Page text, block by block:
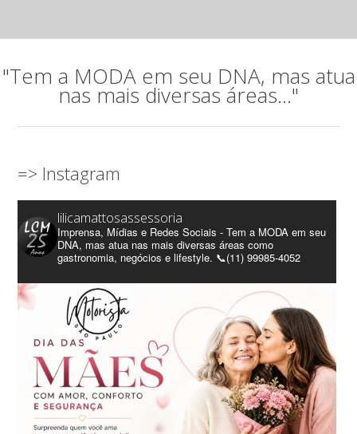
"Tem a MODA em seu DNA, mas atua
nas mais diversas áreas..."
=> Instagram
lilicamattosassessoria
Imprensa, Mídias e Redes Sociais - Tem a MODA em seu
DNA, mas atua nas mais diversas áreas como
gastronomia, negócios e lifestyle. 📞(11) 99985-4052